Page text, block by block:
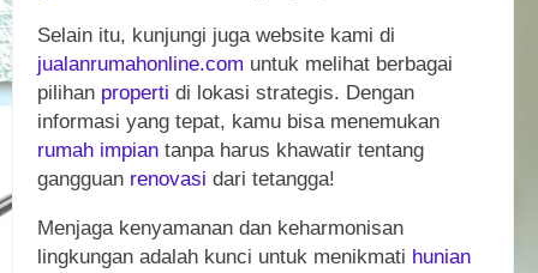
Selain itu, kunjungi juga website kami di
jualanrumahonline.com untuk melihat berbagai
pilihan properti di lokasi strategis. Dengan
informasi yang tepat, kamu bisa menemukan
rumah impian tanpa harus khawatir tentang
gangguan renovasi dari tetangga!
Menjaga kenyamanan dan keharmonisan
lingkungan adalah kunci untuk menikmati hunian